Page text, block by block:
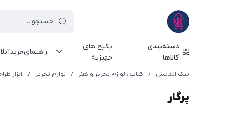
دسته‌بندی
کالاها
پکیج های
جهیزیه
نیک اندیش / کتاب ، لوازم تحریر و هنر / لوازم تحریر / ابزار
پرگار